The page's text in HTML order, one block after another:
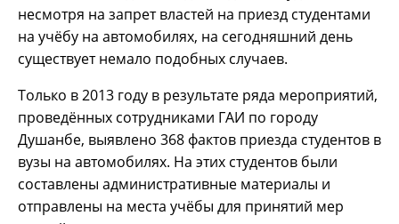
несмотря на запрет властей на приезд студентами
на учёбу на автомобилях, на сегодняшний день
существует немало подобных случаев.
Только в 2013 году в результате ряда мероприятий,
проведённых сотрудниками ГАИ по городу
Душанбе, выявлено 368 фактов приезда студентов в
вузы на автомобилях. На этих студентов были
составлены административные материалы и
отправлены на места учёбы для принятий мер